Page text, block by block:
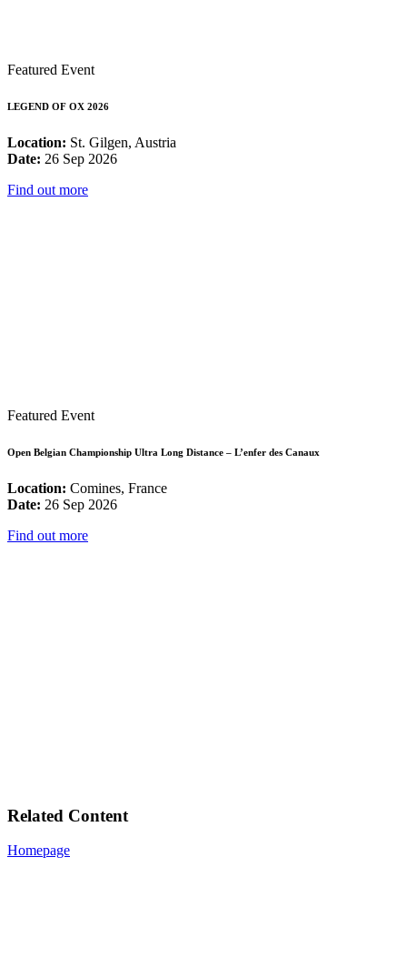
Featured Event
LEGEND OF OX 2026
Location: St. Gilgen, Austria
Date: 26 Sep 2026
Find out more
Featured Event
Open Belgian Championship Ultra Long Distance – L’enfer des Canaux
Location: Comines, France
Date: 26 Sep 2026
Find out more
Related Content
Homepage